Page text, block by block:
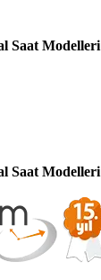
Saat Modelleri
Saat Modelleri